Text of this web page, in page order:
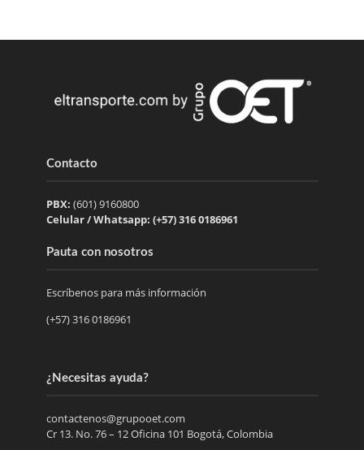
Contacto
PBX: (601) 9160800
Celular / Whatsapp: (+57) 316 0186961
Pauta con nosotros
Escríbenos para más información
(+57) 316 0186961
¿Necesitas ayuda?
contactenos@grupooet.com
Cr 13. No. 76 – 12 Oficina 101 Bogotá, Colombia